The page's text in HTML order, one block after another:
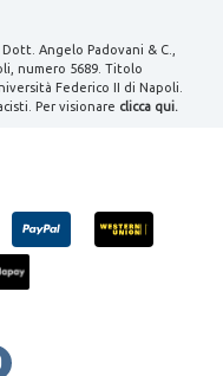
Angelo Padovani & C.,
numero 5689. Titolo
Federico II di Napoli.
Per visionare clicca qui.